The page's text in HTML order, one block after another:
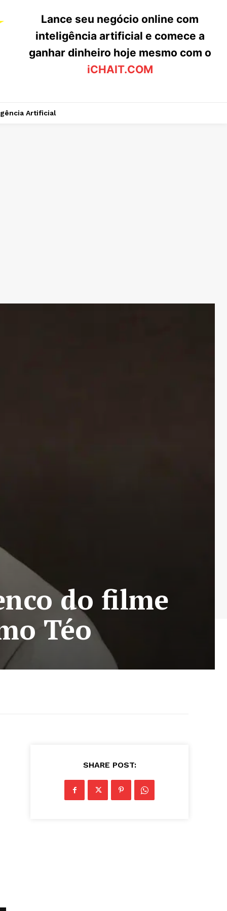
Lance seu negócio online com
inteligência artificial e comece a
ganhar dinheiro hoje mesmo com o
iCHAIT.COM
Artificial
do filme
Téo
SHARE POST: